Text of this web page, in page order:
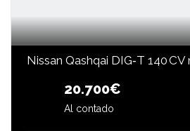
Nissan Qashqai DIG‑T 140
20.700€
Al contado